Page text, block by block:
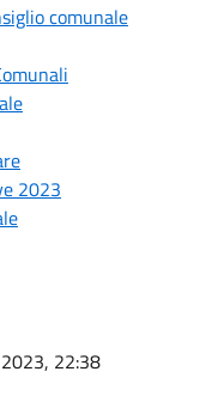
comunale
2023
22:38